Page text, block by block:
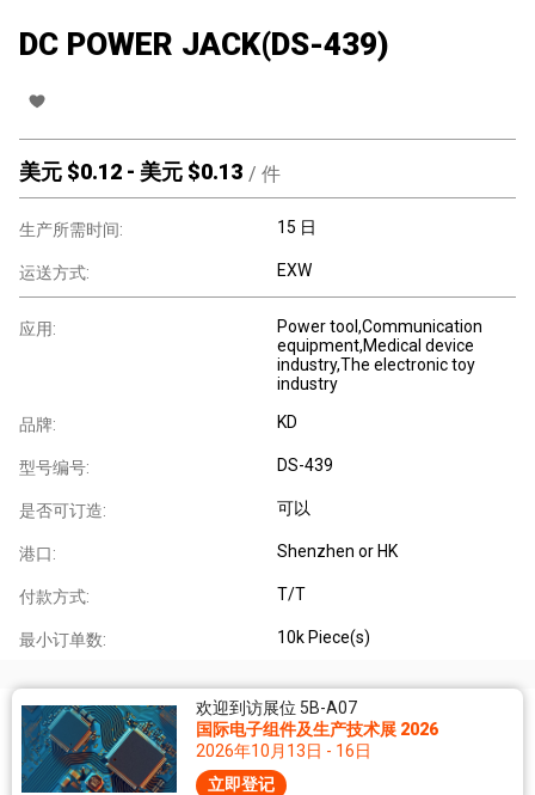
DC POWER JACK(DS-439)
美元 $0.12 - 美元 $0.13 / 件
生产所需时间: 15 日
运送方式: EXW
应用:
Power tool,Communication
equipment,Medical device
industry,The electronic toy
industry
品牌: KD
型号编号: DS-439
是否可订造: 可以
港口: Shenzhen or HK
付款方式: T/T
最小订单数: 10k Piece(s)
欢迎到访展位 5B-A07
国际电子组件及生产技术展 2026
2026年10月13日 - 16日
立即登记